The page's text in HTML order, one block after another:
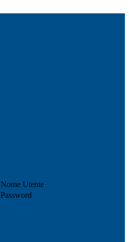
Nome Utente
Password